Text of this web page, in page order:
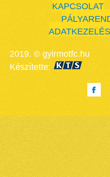
KAPCSOLAT
2019. © gyirmotfc.hu
Készítette: